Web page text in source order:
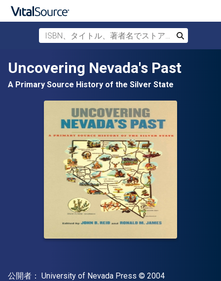
メインコンテンツへスキップ
ISBN、タイトル、著者名でストアを検索
検索
Uncovering Nevada's Past
A Primary Source History of the Silver State
出版社
公開者： University of Nevada Press 著作権
© 2004